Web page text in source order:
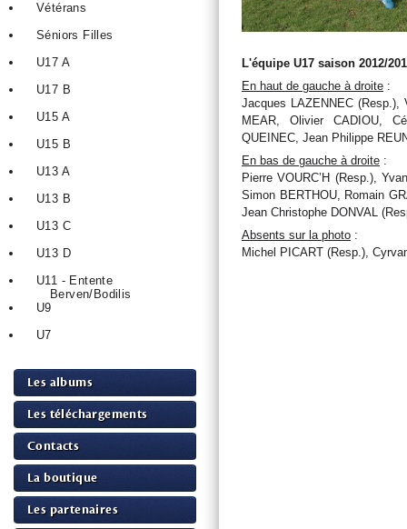
Vétérans
Séniors Filles
U17 A
U17 B
U15 A
U15 B
U13 A
U13 B
U13 C
U13 D
U11 - Entente
Berven/Bodilis
U9
U7
Les albums
Les téléchargements
Contacts
La boutique
Les partenaires
L'équipe U17 saison 2012/
En haut de gauche à droite :
Jacques LAZENNEC (Resp.),
MEAR, Olivier CADIOU,
QUEINEC, Jean Philippe
En bas de gauche à droite :
Pierre VOURC’H (Resp.),
Simon BERTHOU, Romain
Jean Christophe DONVAL
Absents sur la photo :
Michel PICART (Resp.),